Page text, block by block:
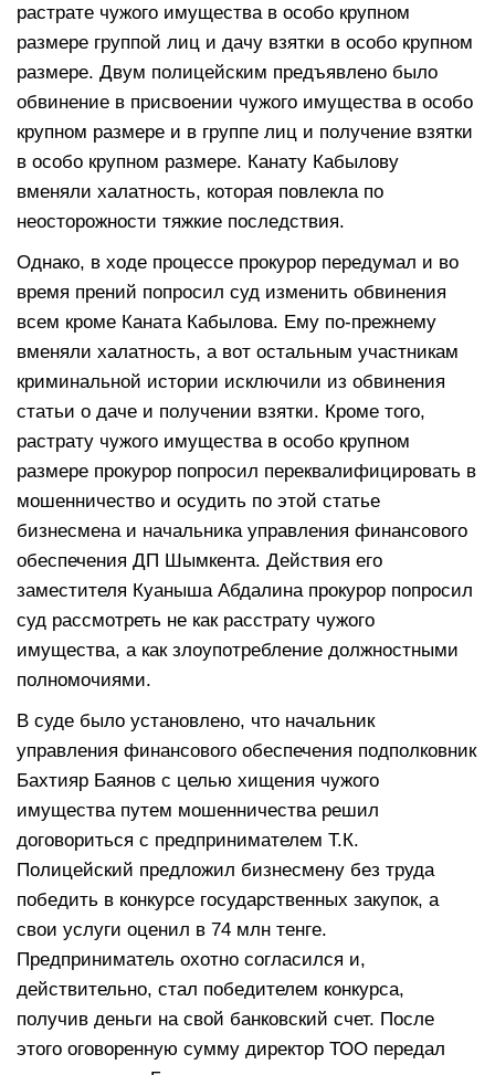
растрате чужого имущества в особо крупном
размере группой лиц и дачу взятки в особо крупном
размере. Двум полицейским предъявлено было
обвинение в присвоении чужого имущества в особо
крупном размере и в группе лиц и получение взятки
в особо крупном размере. Канату Кабылову
вменяли халатность, которая повлекла по
неосторожности тяжкие последствия.
Однако, в ходе процессе прокурор передумал и во
время прений попросил суд изменить обвинения
всем кроме Каната Кабылова. Ему по-прежнему
вменяли халатность, а вот остальным участникам
криминальной истории исключили из обвинения
статьи о даче и получении взятки. Кроме того,
растрату чужого имущества в особо крупном
размере прокурор попросил переквалифицировать в
мошенничество и осудить по этой статье
бизнесмена и начальника управления финансового
обеспечения ДП Шымкента. Действия его
заместителя Куаныша Абдалина прокурор попросил
суд рассмотреть не как расстрату чужого
имущества, а как злоупотребление должностными
полномочиями.
В суде было установлено, что начальник
управления финансового обеспечения подполковник
Бахтияр Баянов с целью хищения чужого
имущества путем мошенничества решил
договориться с предпринимателем Т.К.
Полицейский предложил бизнесмену без труда
победить в конкурсе государственных закупок, а
свои услуги оценил в 74 млн тенге.
Предприниматель охотно согласился и,
действительно, стал победителем конкурса,
получив деньги на свой банковский счет. После
этого оговоренную сумму директор ТОО передал